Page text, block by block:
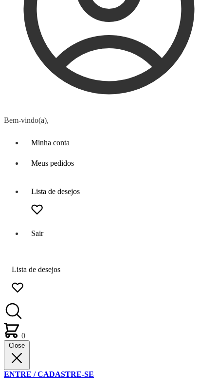
Bem-vindo(a),
Minha conta
Meus pedidos
Lista de desejos
Sair
Lista de desejos
0
Close
ENTRE / CADASTRE-SE